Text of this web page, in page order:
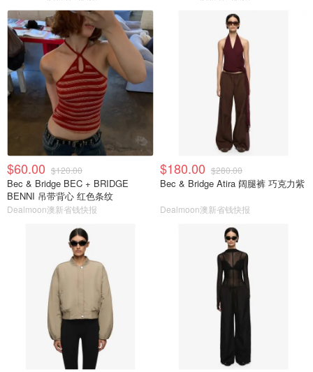
$60.00 $120.00
Bec & Bridge BEC + BRIDGE
BENNI 吊带背心 红色条纹
Dealmoon澳新省钱快报
$180.00 $280.00
Bec & Bridge Atira 阔腿裤 巧克力紫
Dealmoon澳新省钱快报